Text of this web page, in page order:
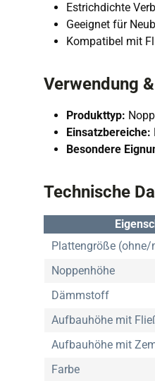
Estrichdichte
Geeignet für
Kompatibel mit
Verwendung
Produkttyp:
Einsatzbereiche:
Besondere
Technische
Plattengröße
Noppenhöhe
Dämmstoff
Aufbauhöhe mit
Aufbauhöhe mit
Farbe